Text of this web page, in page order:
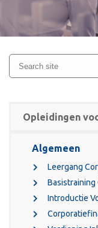
Opleidingen
Algemeen
Leergang
Basistraining
Introductie